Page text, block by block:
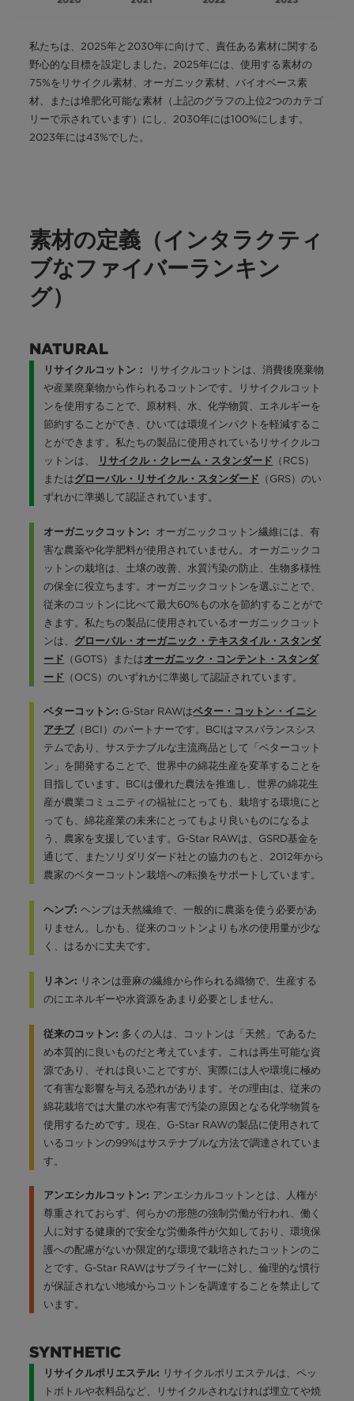
私たちは、2025年と2030年に向けて、責任ある素材に関する
野心的な目標を設定しました。2025年には、使用する素材の
75%をリサイクル素材、オーガニック素材、バイオベース素
材、または堆肥化可能な素材（上記のグラフの上位2つのカテゴ
リーで示されています）にし、2030年には100%にします。
2023年には43%でした。
素材の定義（インタラクティ
ブなファイバーランキン
グ）
NATURAL
リサイクルコットン：
リサイクルコットンは、消費後廃棄物
や産業廃棄物から作られるコットンです。リサイクルコット
ンを使用することで、原材料、水、化学物質、エネルギーを
節約することができ、ひいては環境インパクトを軽減するこ
とができます。私たちの製品に使用されているリサイクルコ
ットンは、
リサイクル・クレーム・スタンダード （RCS）
またはグローバル・リサイクル・スタンダード （GRS）のい
ずれかに準拠して認証されています。
オーガニックコットン:
オーガニックコットン繊維には、有
害な農薬や化学肥料が使用されていません。オーガニックコ
ットンの栽培は、土壌の改善、水質汚染の防止、生物多様性
の保全に役立ちます。オーガニックコットンを選ぶことで、
従来のコットンに比べて最大60%もの水を節約することがで
きます。私たちの製品に使用されているオーガニックコット
ンは、
グローバル・オーガニック・テキスタイル・スタンダ
ード （GOTS）またはオーガニック・コンテント・スタンダ
ード （OCS）のいずれかに準拠して認証されています。
ベターコットン: G-Star RAWはベター・コットン・イニシ
アチブ（BCI）のパートナーです。BCIはマスバランスシス
テムであり、サステナブルな主流商品として「ベターコット
ン」を開発することで、世界中の綿花生産を変革することを
目指しています。BCIは優れた農法を推進し、世界の綿花生
産が農業コミュニティの福祉にとっても、栽培する環境にと
っても、綿花産業の未来にとってもより良いものになるよ
う、農家を支援しています。G-Star RAWは、GSRD基金を
通じて、またソリダリダード社との協力のもと、2012年から
農家のベターコットン栽培への転換をサポートしています。
ヘンプ:ヘンプは天然繊維で、一般的に農薬を使う必要があ
りません。しかも、従来のコットンよりも水の使用量が少な
く、はるかに丈夫です。
リネン: リネンは亜麻の繊維から作られる織物で、生産する
のにエネルギーや水資源をあまり必要としません。
従来のコットン: 多くの人は、コットンは「天然」であるた
め本質的に良いものだと考えています。これは再生可能な資
源であり、それは良いことですが、実際には人や環境に極め
て有害な影響を与える恐れがあります。その理由は、従来の
綿花栽培では大量の水や有害で汚染の原因となる化学物質を
使用するためです。現在、G-Star RAWの製品に使用されて
いるコットンの99%はサステナブルな方法で調達されていま
す。
アンエシカルコットン: アンエシカルコットンとは、人権が
尊重されておらず、何らかの形態の強制労働が行われ、働く
人に対する健康的で安全な労働条件が欠如しており、環境保
護への配慮がないか限定的な環境で栽培されたコットンのこ
とです。G-Star RAWはサプライヤーに対し、倫理的な慣行
が保証されない地域からコットンを調達することを禁止して
います。
SYNTHETIC
リサイクルポリエステル: リサイクルポリエステルは、ペッ
トボトルや衣料品など、リサイクルされなければ埋立てや焼